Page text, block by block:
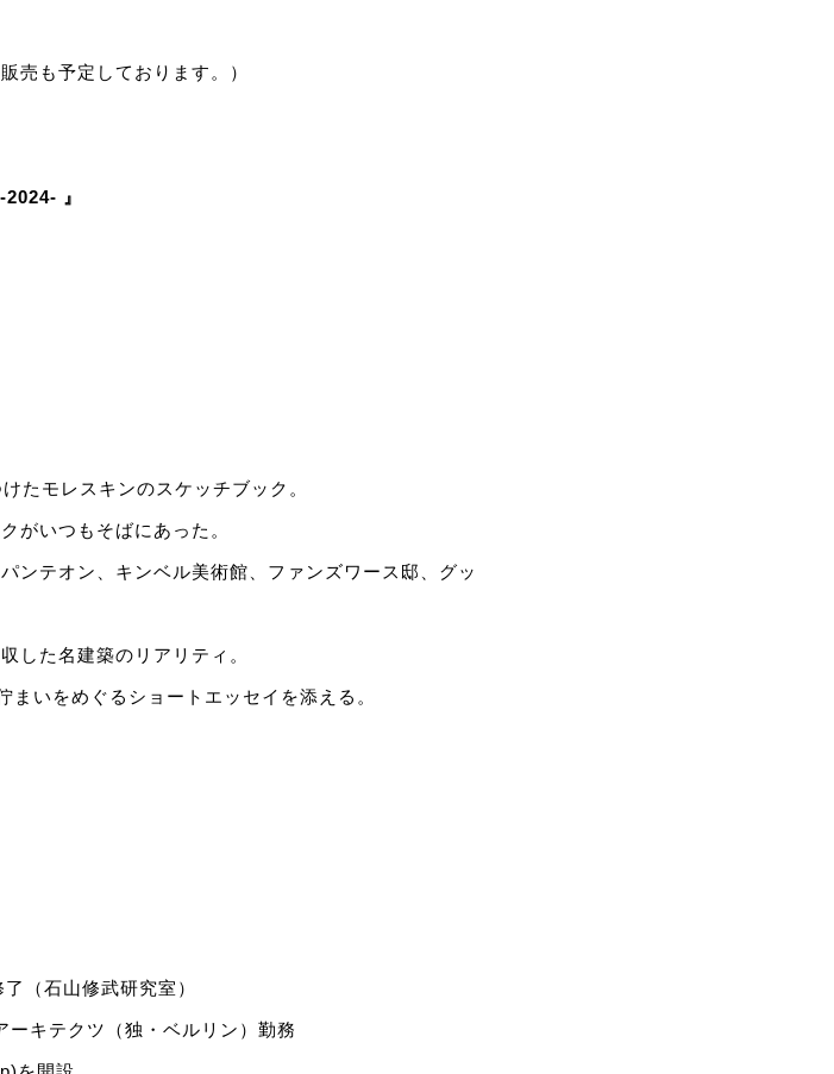
売も予定しております。）
』
たモレスキンのスケッチブック。
がいつもそばにあった。
ンテオン、キンベル美術館、ファンズワース邸、グッ
した名建築のリアリティ。
いをめぐるショートエッセイを添える。
（石山修武研究室）
キテクツ（独・ベルリン）勤務